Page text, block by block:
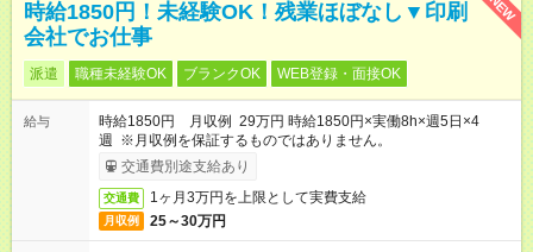
NEW
時給1850円！未経験OK！残業ほぼなし▼印刷
会社でお仕事
派遣 職種未経験OK ブランクOK WEB登録・面接OK
給与
時給1850円 月収例 29万円 時給1850円×実働8h×週5日×4
週 ※月収例を保証するものではありません。
交通費別途支給あり
交通費 1ヶ月3万円を上限として実費支給
月収例 25～30万円